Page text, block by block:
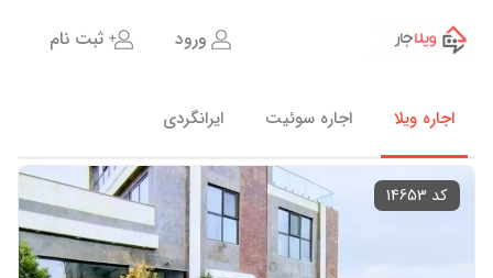
اجاره ویلا اجاره سوئیت ایرانگردی
ورود ثبت نام
کد 14653